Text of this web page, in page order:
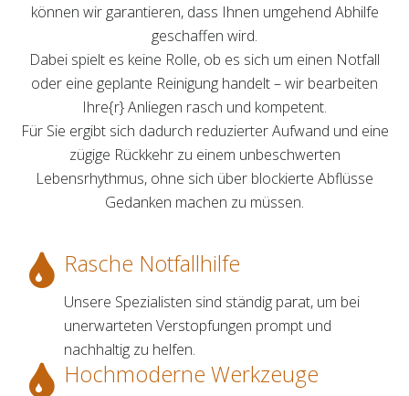
können wir garantieren, dass Ihnen umgehend Abhilfe
geschaffen wird.
Dabei spielt es keine Rolle, ob es sich um einen Notfall
oder eine geplante Reinigung handelt – wir bearbeiten
Ihre{r} Anliegen rasch und kompetent.
Für Sie ergibt sich dadurch reduzierter Aufwand und eine
zügige Rückkehr zu einem unbeschwerten
Lebensrhythmus, ohne sich über blockierte Abflüsse
Gedanken machen zu müssen.
Rasche Notfallhilfe
Unsere Spezialisten sind ständig parat, um bei
unerwarteten Verstopfungen prompt und
nachhaltig zu helfen.
Hochmoderne Werkzeuge